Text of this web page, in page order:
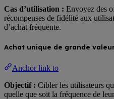
Cas d’utilisation : Envoyez des
récompenses de fidélité aux
d’achat fréquente.
Achat unique de grande
Anchor link to
Objectif : Cibler les utilisateurs
quelle que soit la fréquence de